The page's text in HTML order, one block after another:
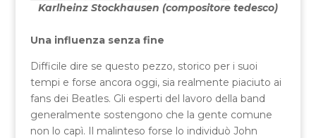
Karlheinz Stockhausen (compositore tedesco)
Una influenza senza fine
Difficile dire se questo pezzo, storico per i suoi
tempi e forse ancora oggi, sia realmente piaciuto ai
fans dei Beatles. Gli esperti del lavoro della band
generalmente sostengono che la gente comune
non lo capì. Il malinteso forse lo individuò John